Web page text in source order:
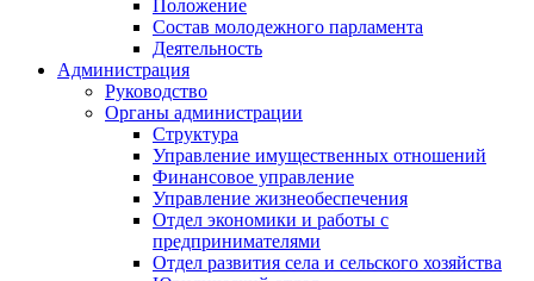
Положение
Состав молодежного парламента
Деятельность
Администрация
Руководство
Органы администрации
Структура
Управление имущественных отношений
Финансовое управление
Управление жизнеобеспечения
Отдел экономики и работы с
предпринимателями
Отдел развития села и сельского хозяйства